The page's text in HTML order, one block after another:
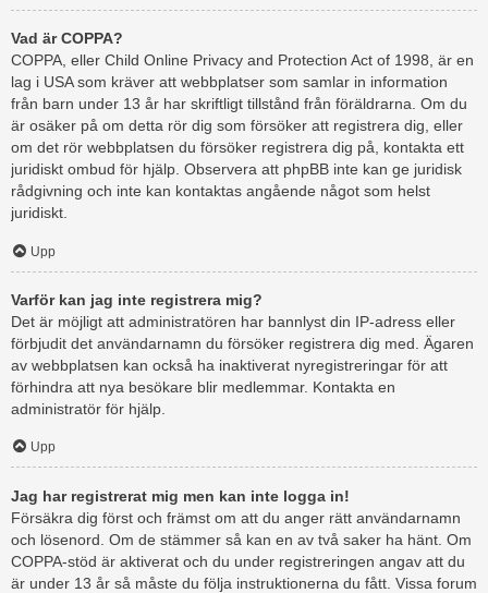
Vad är COPPA?
COPPA, eller Child Online Privacy and Protection Act of 1998, är en
lag i USA som kräver att webbplatser som samlar in information
från barn under 13 år har skriftligt tillstånd från föräldrarna. Om du
är osäker på om detta rör dig som försöker att registrera dig, eller
om det rör webbplatsen du försöker registrera dig på, kontakta ett
juridiskt ombud för hjälp. Observera att phpBB inte kan ge juridisk
rådgivning och inte kan kontaktas angående något som helst
juridiskt.
Upp
Varför kan jag inte registrera mig?
Det är möjligt att administratören har bannlyst din IP-adress eller
förbjudit det användarnamn du försöker registrera dig med. Ägaren
av webbplatsen kan också ha inaktiverat nyregistreringar för att
förhindra att nya besökare blir medlemmar. Kontakta en
administratör för hjälp.
Upp
Jag har registrerat mig men kan inte logga in!
Försäkra dig först och främst om att du anger rätt användarnamn
och lösenord. Om de stämmer så kan en av två saker ha hänt. Om
COPPA-stöd är aktiverat och du under registreringen angav att du
är under 13 år så måste du följa instruktionerna du fått. Vissa forum